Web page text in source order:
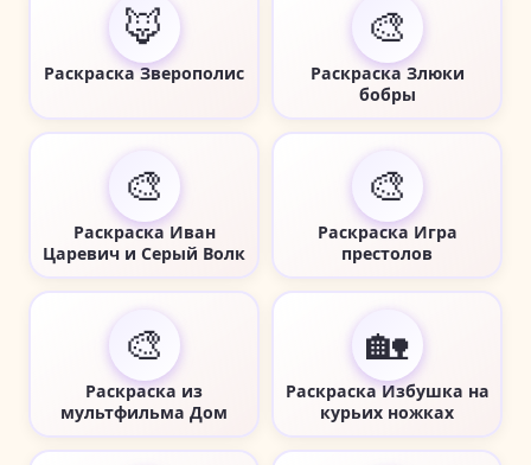
🦊
Раскраска Зверополис
🎨
Раскраска Злюки
бобры
🎨
Раскраска Иван
Царевич и Серый Волк
🎨
Раскраска Игра
престолов
🎨
Раскраска из
мультфильма Дом
🏡
Раскраска Избушка на
курьих ножках